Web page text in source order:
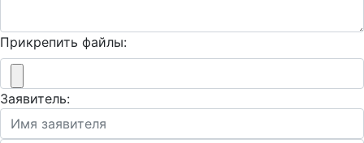
Прикрепить файлы:
Заявитель: